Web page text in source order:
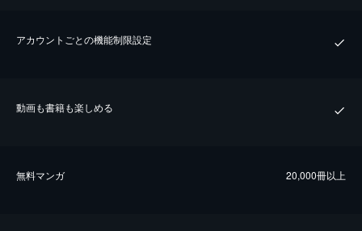
アカウントごとの機能制限設定
動画も書籍も楽しめる
無料マンガ 20,000冊以上